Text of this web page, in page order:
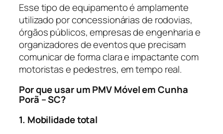
Esse tipo de equipamento é amplamente
utilizado por concessionárias de rodovias,
órgãos públicos, empresas de engenharia e
organizadores de eventos que precisam
comunicar de forma clara e impactante com
motoristas e pedestres, em tempo real.
Por que usar um PMV Móvel em Cunha
Porã – SC?
1. Mobilidade total